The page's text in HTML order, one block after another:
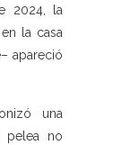
2024, la
la casa
apareció
una
pelea no